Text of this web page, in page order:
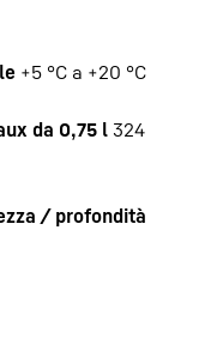
+5 °C a +20 °C
da 0,75 l 324
/ profondità